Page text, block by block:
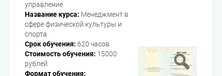
управление
Название курса: Менеджмент в
сфере физической культуры и
спорта
Срок обучения: 620 часов
Стоимость обучения: 15000
рублей
Формат обучения: